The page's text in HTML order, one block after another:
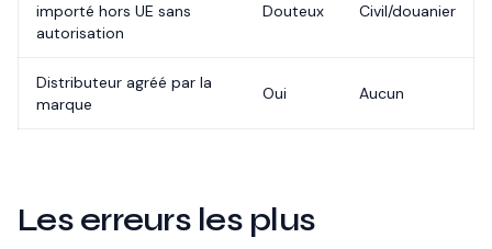
importé hors UE sans
autorisation
Douteux Civil/douanier
Distributeur agréé par la
marque
Oui Aucun
Les erreurs les plus